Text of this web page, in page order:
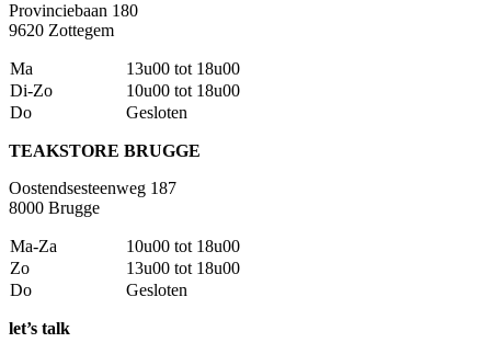
Provinciebaan 180
9620 Zottegem
Ma
13u00 tot 18u00
Di-Zo
10u00 tot 18u00
Do
Gesloten
TEAKSTORE BRUGGE
Oostendsesteenweg 187
8000 Brugge
Ma-Za
10u00 tot 18u00
Zo
13u00 tot 18u00
Do
Gesloten
let’s talk